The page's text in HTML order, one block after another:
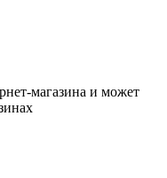
магазина и может